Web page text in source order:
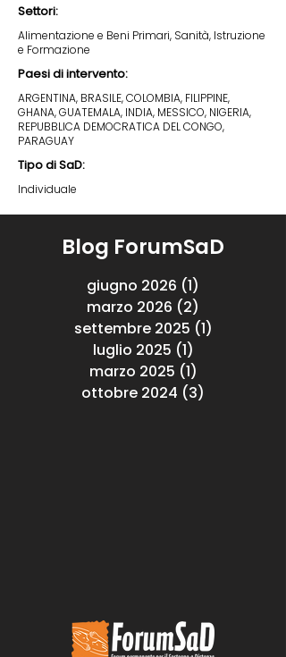
Settori:
Alimentazione e Beni Primari, Sanità, Istruzione
e Formazione
Paesi di intervento:
ARGENTINA, BRASILE, COLOMBIA, FILIPPINE,
GHANA, GUATEMALA, INDIA, MESSICO, NIGERIA,
REPUBBLICA DEMOCRATICA DEL CONGO,
PARAGUAY
Tipo di SaD:
Individuale
Blog ForumSaD
giugno 2026 (1)
marzo 2026 (2)
settembre 2025 (1)
luglio 2025 (1)
marzo 2025 (1)
ottobre 2024 (3)